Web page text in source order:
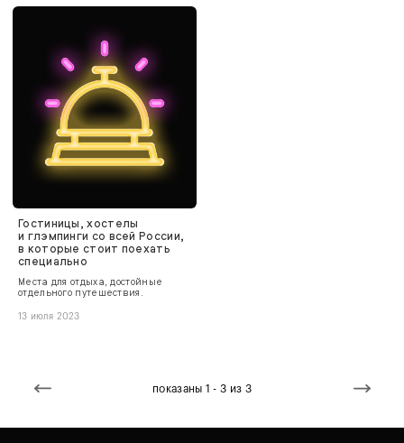
Гостиницы, хостелы
и глэмпинги со всей России,
в которые стоит поехать
специально
Места для отдыха, достойные
отдельного путешествия.
13 июля 2023
показаны 1 - 3 из 3